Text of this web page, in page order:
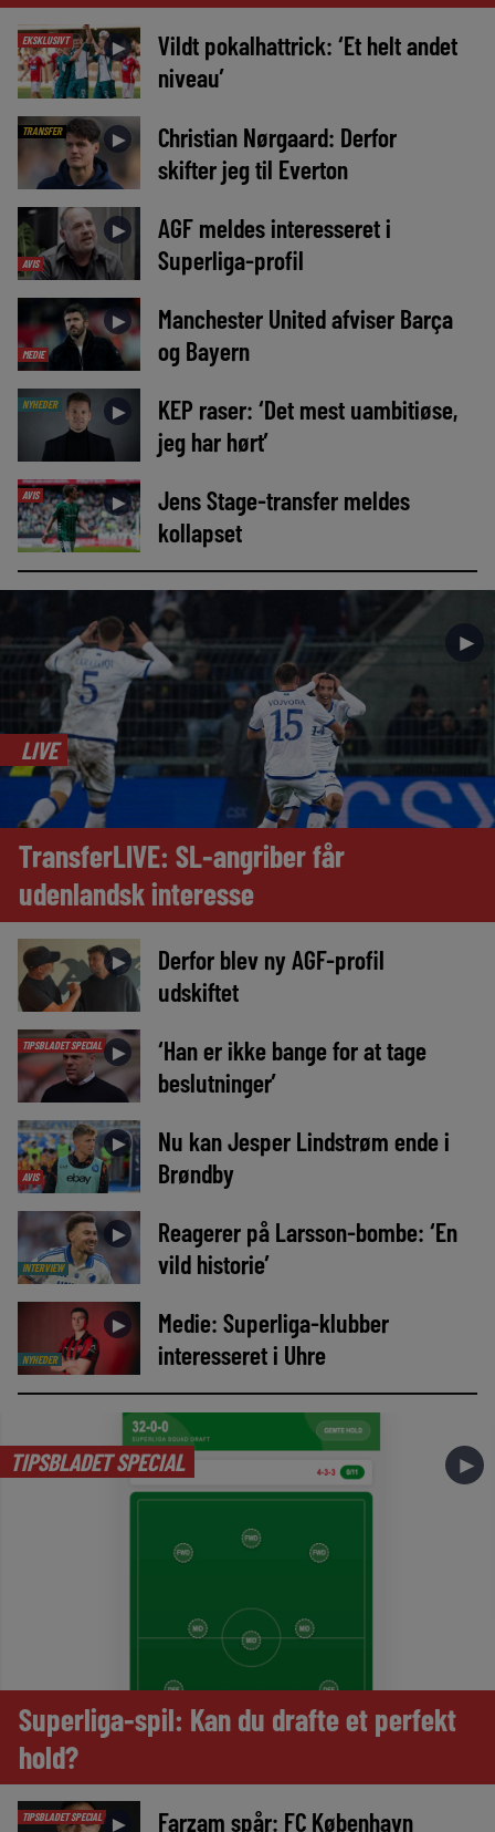
EKSKLUSIVT ►
Vildt pokalhattrick: ‘Et helt andet
niveau’
TRANSFER ►
Christian Nørgaard: Derfor
skifter jeg til Everton
AVIS
►
AGF meldes interesseret i
Superliga-profil
MEDIE
►
Manchester United afviser Barça
og Bayern
NYHEDER ►
KEP raser: ‘Det mest uambitiøse,
jeg har hørt’
AVIS ►
Jens Stage-transfer meldes
kollapset
►
LIVE
TransferLIVE: SL-angriber får
udenlandsk interesse
►
Derfor blev ny AGF-profil
udskiftet
TIPSBLADET SPECIAL ►
‘Han er ikke bange for at tage
beslutninger’
AVIS
►
Nu kan Jesper Lindstrøm ende i
Brøndby
INTERVIEW
►
Reagerer på Larsson-bombe: ‘En
vild historie’
NYHEDER
►
Medie: Superliga-klubber
interesseret i Uhre
TIPSBLADET SPECIAL ►
Superliga-spil: Kan du drafte et perfekt
hold?
TIPSBLADET SPECIAL ► Farzam spår: FC København